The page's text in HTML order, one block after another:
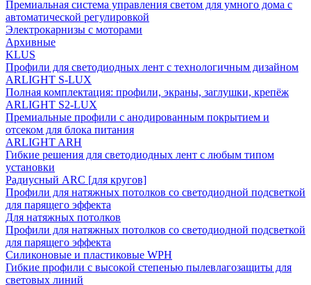
Премиальная система управления светом для умного дома с
автоматической регулировкой
Электрокарнизы с моторами
Архивные
KLUS
Профили для светодиодных лент с технологичным дизайном
ARLIGHT S-LUX
Полная комплектация: профили, экраны, заглушки, крепёж
ARLIGHT S2-LUX
Премиальные профили с анодированным покрытием и
отсеком для блока питания
ARLIGHT ARH
Гибкие решения для светодиодных лент с любым типом
установки
Радиусный ARC [для кругов]
Профили для натяжных потолков со светодиодной подсветкой
для парящего эффекта
Для натяжных потолков
Профили для натяжных потолков со светодиодной подсветкой
для парящего эффекта
Силиконовые и пластиковые WPH
Гибкие профили с высокой степенью пылевлагозащиты для
световых линий